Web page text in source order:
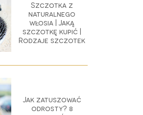
Szczotka z
naturalnego
włosia | Jaką
szczotkę kupić |
Rodzaje szczotek
Jak zatuszować
odrosty? 8